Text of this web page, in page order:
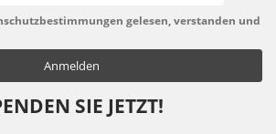
gelesen, verstanden und
SIE JETZT!